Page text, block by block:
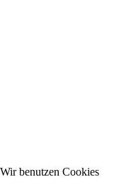
Wir benutzen Cookies